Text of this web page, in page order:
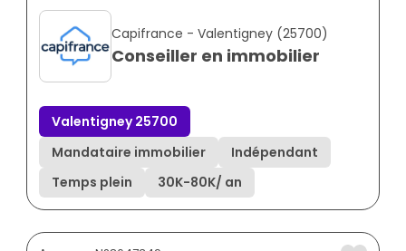
Capifrance - Valentigney (25700)
Conseiller en immobilier
Valentigney 25700
Mandataire immobilier
Indépendant
Temps plein
30K-80K/ an